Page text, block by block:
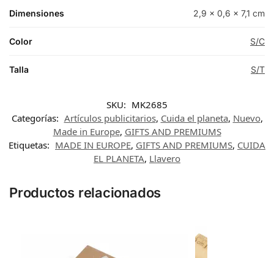
Dimensiones 2,9 × 0,6 × 7,1 cm
Color S/C
Talla S/T
SKU: MK2685
Categorías: Artículos publicitarios, Cuida el planeta, Nuevo,
Made in Europe, GIFTS AND PREMIUMS
Etiquetas: MADE IN EUROPE, GIFTS AND PREMIUMS, CUIDA
EL PLANETA, Llavero
Productos relacionados